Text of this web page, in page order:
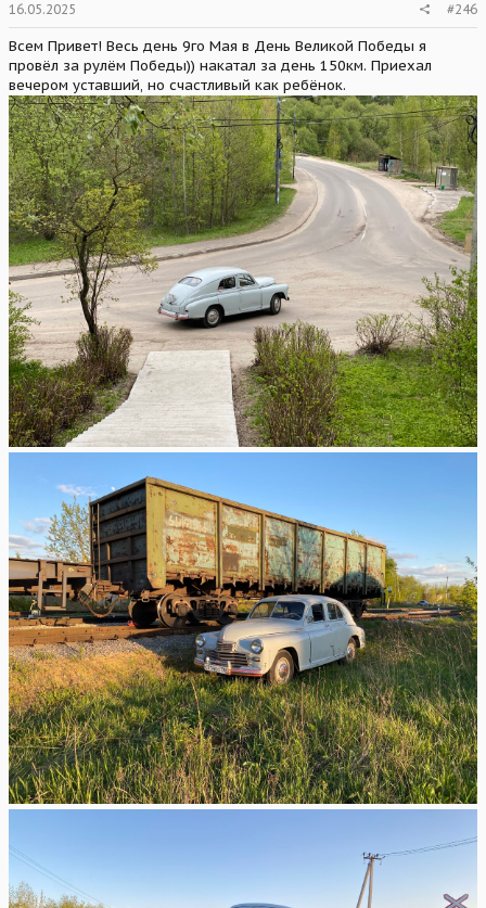
16.05.2025 #246
Всем Привет! Весь день 9го Мая в День Великой Победы я
провёл за рулём Победы)) накатал за день 150км. Приехал
вечером уставший, но счастливый как ребёнок.